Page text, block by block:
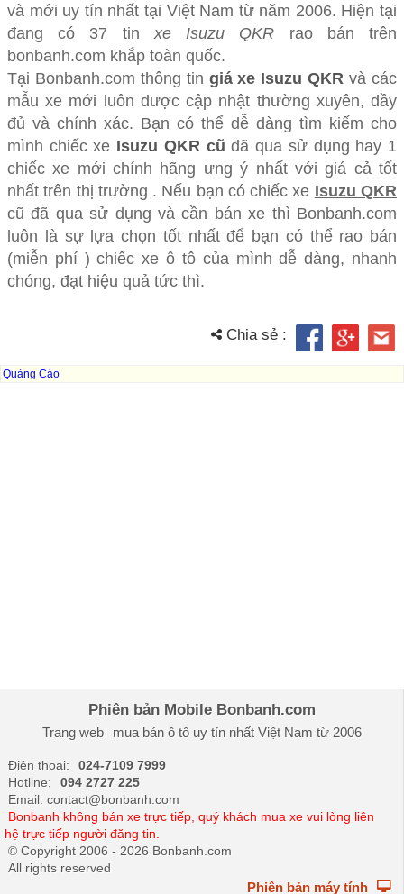
và mới uy tín nhất tại Việt Nam từ năm 2006. Hiện tại
đang có 37 tin xe Isuzu QKR rao bán trên
bonbanh.com khắp toàn quốc.
Tại Bonbanh.com thông tin giá xe Isuzu QKR và các
mẫu xe mới luôn được cập nhật thường xuyên, đầy
đủ và chính xác. Bạn có thể dễ dàng tìm kiếm cho
mình chiếc xe Isuzu QKR cũ đã qua sử dụng hay 1
chiếc xe mới chính hãng ưng ý nhất với giá cả tốt
nhất trên thị trường . Nếu bạn có chiếc xe Isuzu QKR
cũ đã qua sử dụng và cần bán xe thì Bonbanh.com
luôn là sự lựa chọn tốt nhất để bạn có thể rao bán
(miễn phí ) chiếc xe ô tô của mình dễ dàng, nhanh
chóng, đạt hiệu quả tức thì.
Chia sẻ :
Quảng Cáo
Phiên bản Mobile Bonbanh.com
Trang web mua bán ô tôuy tín nhất Việt Nam từ 2006
Điện thoại:
024-7109 7999
Hotline:
094 2727 225
Email: contact@bonbanh.com
Bonbanh không bán xe trực tiếp, quý khách mua xe vui lòng liên
hệ trực tiếp người đăng tin.
© Copyright 2006 - 2026 Bonbanh.com
All rights reserved
Phiên bản máy tính